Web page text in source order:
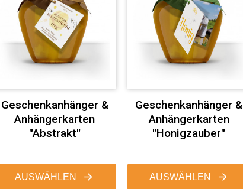
Geschenkanhänger &
Anhängerkarten
"Abstrakt"
AUSWÄHLEN
Geschenkanhänger &
Anhängerkarten
"Honigzauber"
AUSWÄHLEN